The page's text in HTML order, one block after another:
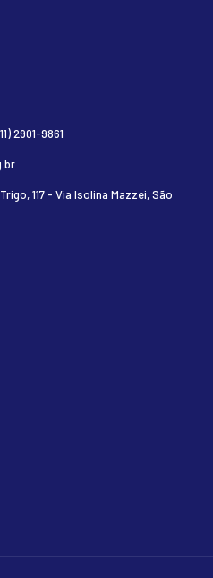
2901-9861
117 - Via Isolina Mazzei, São